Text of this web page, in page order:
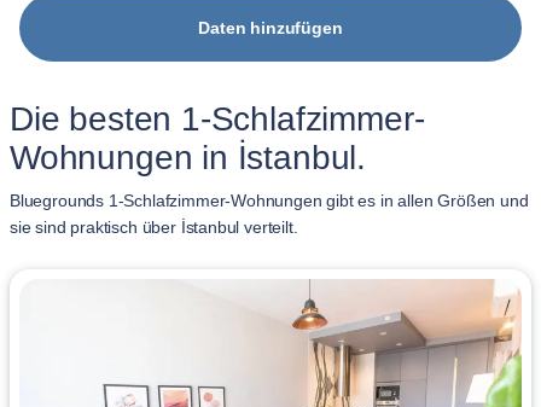
Daten hinzufügen
Die besten 1-Schlafzimmer-
Wohnungen in İstanbul.
Bluegrounds 1-Schlafzimmer-Wohnungen gibt es in allen Größen und
sie sind praktisch über İstanbul verteilt.